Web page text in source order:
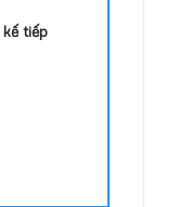
tiếp